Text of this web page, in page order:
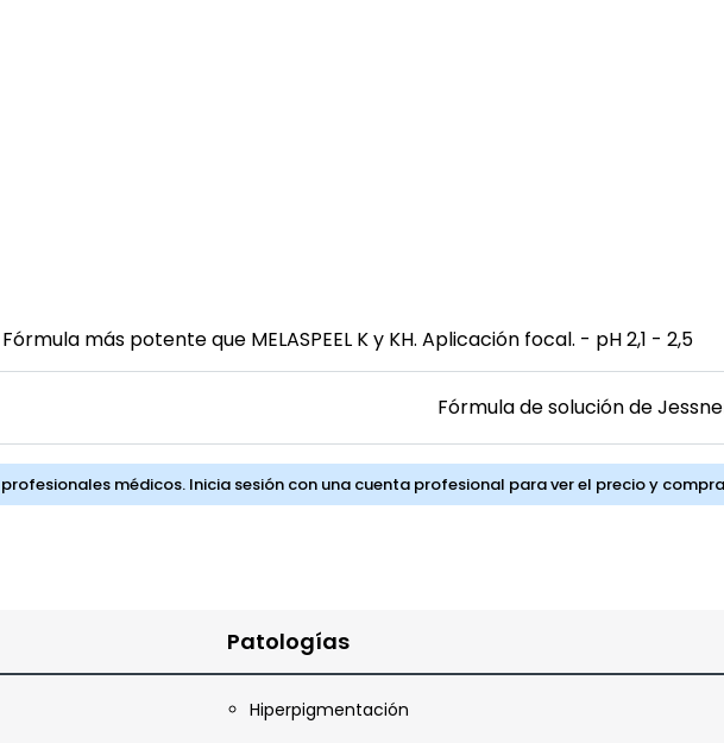
más potente que MELASPEEL K y KH. Aplicación focal. - pH 2,1 - 2,5
Fórmula de solución de
médicos. Inicia sesión con una cuenta profesional para ver el precio y
Patologías
Hiperpigmentación